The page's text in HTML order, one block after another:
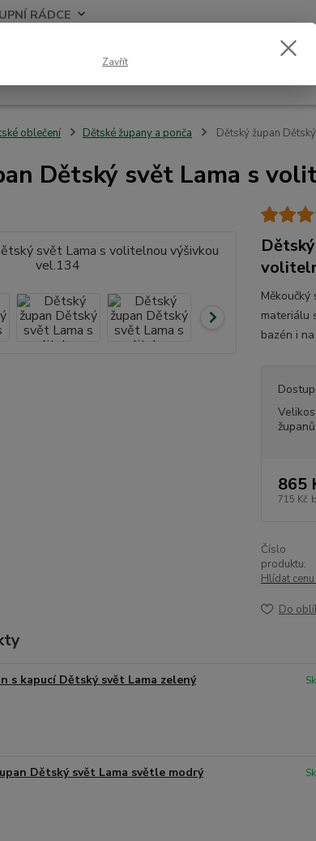
RÁDCE
Hledat Nevíte si
+420
oblečení Dětské župany a ponča Dětský župan
Dětský svět Lama s
materiálu
bazén i
županů
865
715 Kč
Číslo
produktu:
Hlídat
Do
s kapucí Dětský svět Lama zelený
Dětský svět Lama světle modrý
Zavřít